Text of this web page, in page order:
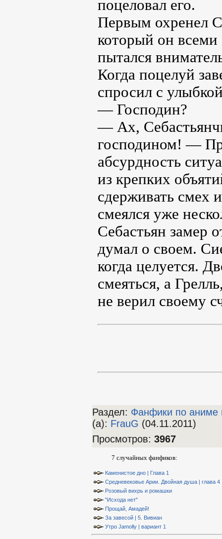
поцеловал его.
Первым охренел
который он
пытался
Когда поцелуй
спросил с
— Господин?
— Ах,
господином! —
абсурдность
из крепких
сдерживать смех
смеялся уже
Себастьян замер
думал о своем.
когда целуется.
смеяться, а
не верил своему
Раздел: Фанфики по аниме
(а): FrauG (04.11.2011)
Просмотров: 3967
7 случайных фанфиков:
Каменистое дно | Глава 1
Средневековье Арии. Двойная душа | глава 4
Розовый вихрь и ромашки
"Исхода нет"
Прощай, Амадей!
За завесой | 5. Вивиан
Утро Jamolly | вариант 1